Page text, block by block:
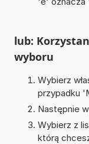
lub:
wyboru
Wybierz
przypadku '
Następnie
Wybierz z
którą